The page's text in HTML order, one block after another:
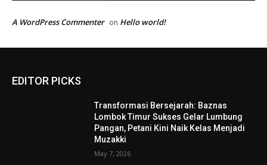
A WordPress Commenter on Hello world!
EDITOR PICKS
Transformasi Bersejarah: Baznas
Lombok Timur Sukses Gelar Lumbung
Pangan, Petani Kini Naik Kelas Menjadi
Muzakki
May 7, 2026